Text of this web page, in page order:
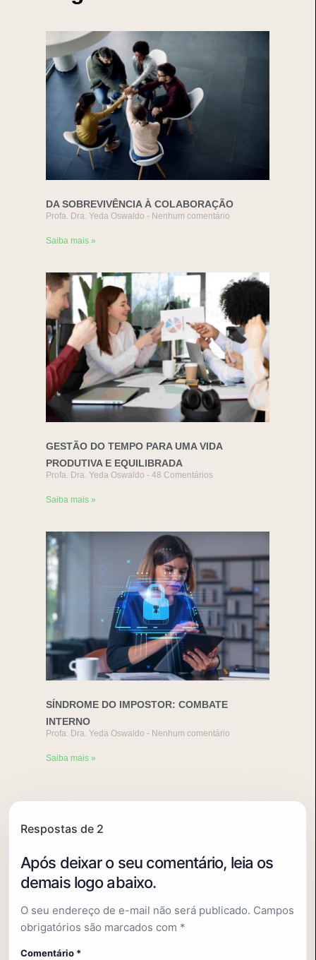
DA SOBREVIVÊNCIA À COLABORAÇÃO
Profa. Dra. Yeda Oswaldo Nenhum comentário
Saiba mais »
GESTÃO DO TEMPO PARA UMA VIDA
PRODUTIVA E EQUILIBRADA
Profa. Dra. Yeda Oswaldo 48 Comentários
Saiba mais »
SÍNDROME DO IMPOSTOR: COMBATE
INTERNO
Profa. Dra. Yeda Oswaldo Nenhum comentário
Saiba mais »
Respostas de 2
O seu endereço de e-mail não será publicado. Campos
obrigatórios são marcados com *
Comentário *